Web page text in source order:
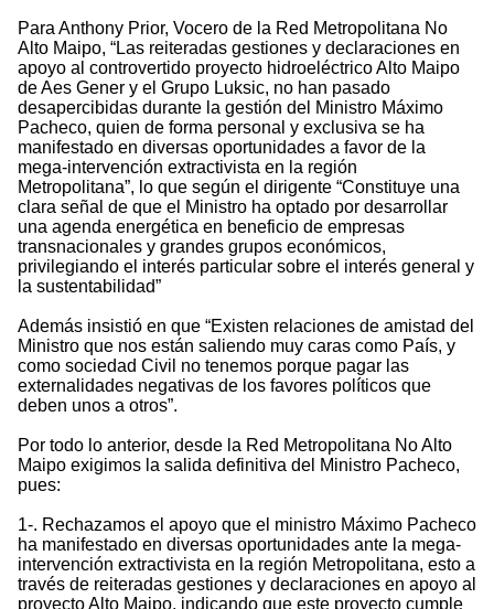
Para Anthony Prior, Vocero de la Red Metropolitana No
Alto Maipo, “Las reiteradas gestiones y declaraciones en
apoyo al controvertido proyecto hidroeléctrico Alto Maipo
de Aes Gener y el Grupo Luksic, no han pasado
desapercibidas durante la gestión del Ministro Máximo
Pacheco, quien de forma personal y exclusiva se ha
manifestado en diversas oportunidades a favor de la
mega-intervención extractivista en la región
Metropolitana”, lo que según el dirigente “Constituye una
clara señal de que el Ministro ha optado por desarrollar
una agenda energética en beneficio de empresas
transnacionales y grandes grupos económicos,
privilegiando el interés particular sobre el interés general y
la sustentabilidad”
Además insistió en que “Existen relaciones de amistad del
Ministro que nos están saliendo muy caras como País, y
como sociedad Civil no tenemos porque pagar las
externalidades negativas de los favores políticos que
deben unos a otros”.
Por todo lo anterior, desde la Red Metropolitana No Alto
Maipo exigimos la salida definitiva del Ministro Pacheco,
pues:
1-. Rechazamos el apoyo que el ministro Máximo Pacheco
ha manifestado en diversas oportunidades ante la mega-
intervención extractivista en la región Metropolitana, esto a
través de reiteradas gestiones y declaraciones en apoyo al
proyecto Alto Maipo, indicando que este proyecto cumple